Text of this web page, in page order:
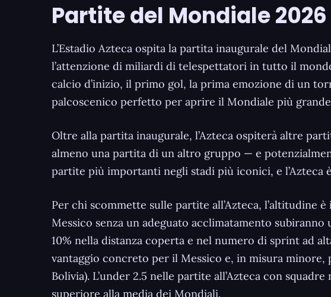
Partite del Mondiale
L’Estadio Azteca ospita la partita inaugurale del
l’attenzione di miliardi di telespettatori in tutto il
calcio d’inizio, il primo gol, la prima emozione di un
palcoscenico perfetto per aprire il Mondiale più
Oltre alla partita inaugurale, l’Azteca ospiterà altre
almeno una partita di un altro gruppo — e
partite più importanti negli stadi più iconici, e l’Azteca
Per chi scommette sulle partite all’Azteca, l’altitudine
Messico senza un adeguato acclimatamento
10% nella distanza coperta e nel numero di sprint ad
vantaggio concreto per il Messico e, in misura minore,
Bolivia). L’under 2.5 nelle partite all’Azteca con
superiore alla media dei Mondiali.